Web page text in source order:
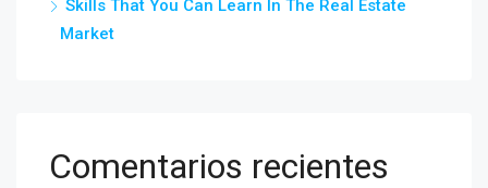
Skills That You Can Learn In The Real Estate
Market
Comentarios recientes